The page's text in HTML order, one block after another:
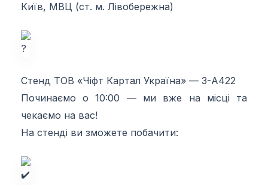
Київ, МВЦ (ст. м. Лівобережна)
Стенд ТОВ «Чіфт Картал Україна» — 3-А422
Починаємо о 10:00 — ми вже на місці та
чекаємо на вас!
На стенді ви зможете побачити: